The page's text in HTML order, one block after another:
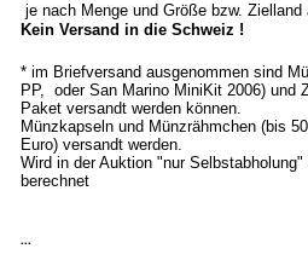
je nach Menge und Größe bzw. Zielland
Kein Versand in die Schweiz !
* im Briefversand ausgenommen sind
PP, oder San Marino MiniKit 2006) und
Paket versandt werden können.
Münzkapseln und Münzrähmchen (bis
Euro) versandt werden.
Wird in der Auktion "nur
berechnet
...